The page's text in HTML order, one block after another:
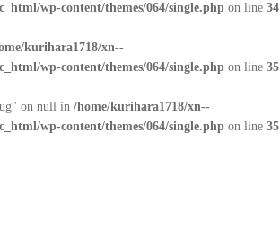
wp-content/themes/064/single.php on line34
kurihara1718/xn--
wp-content/themes/064/single.php on line35
on null in/home/kurihara1718/xn--
wp-content/themes/064/single.php on line35